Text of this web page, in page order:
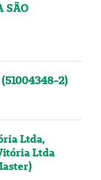
SÃO
2)
Ltda,
Ltda